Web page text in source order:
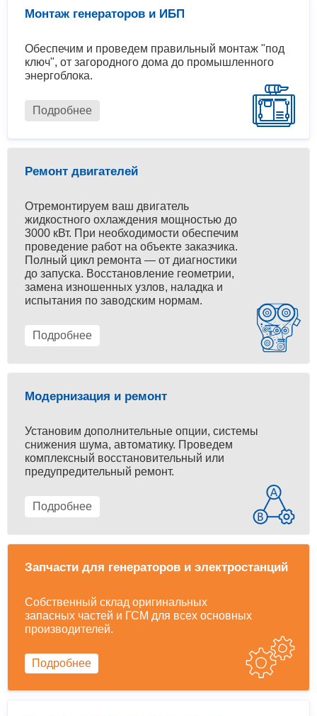
Монтаж генераторов и ИБП
Обеспечим и проведем правильный монтаж "под
ключ", от загородного дома до промышленного
энергоблока.
Подробнее
Ремонт двигателей
Отремонтируем ваш двигатель
жидкостного охлаждения мощностью до
3000 кВт. При необходимости обеспечим
проведение работ на объекте заказчика.
Полный цикл ремонта — от диагностики
до запуска. Восстановление геометрии,
замена изношенных узлов, наладка и
испытания по заводским нормам.
Подробнее
Модернизация и ремонт
Установим дополнительные опции, системы
снижения шума, автоматику. Проведем
комплексный восстановительный или
предупредительный ремонт.
Подробнее
Запчасти для генераторов и электростанций
Собственный склад оригинальных
запасных частей и ГСМ для всех основных
производителей.
Подробнее